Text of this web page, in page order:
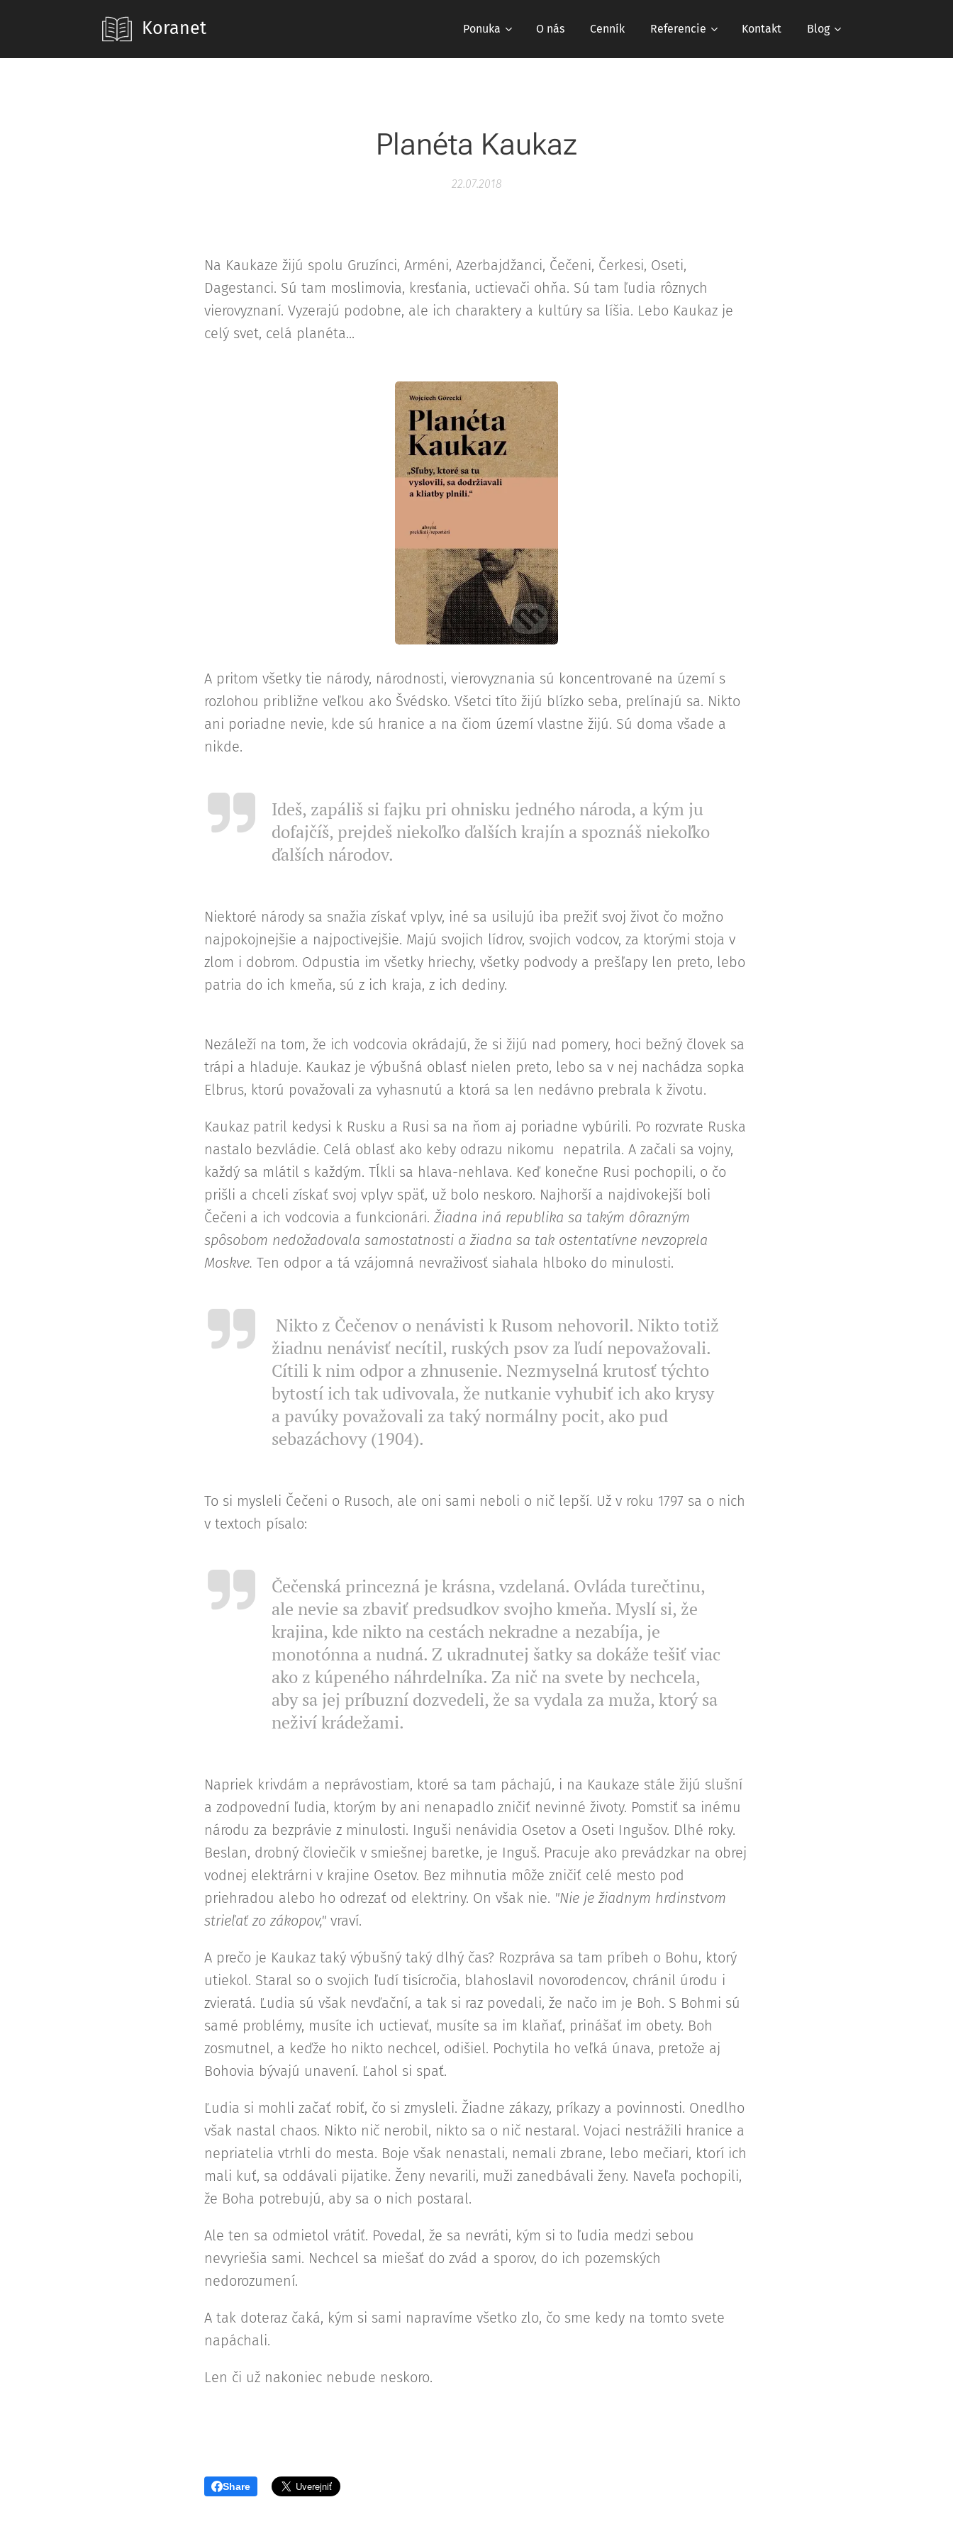
Koranet Ponuka O nás Cenník Referencie Kontakt Blog
Planéta Kaukaz
22.07.2018
Na Kaukaze žijú spolu Gruzínci, Arméni, Azerbajdžanci, Čečeni, Čerkesi, Oseti,
Dagestanci. Sú tam moslimovia, kresťania, uctievači ohňa. Sú tam ľudia rôznych
vierovyznaní. Vyzerajú podobne, ale ich charaktery a kultúry sa líšia. Lebo Kaukaz je
celý svet, celá planéta...
A pritom všetky tie národy, národnosti, vierovyznania sú koncentrované na území s
rozlohou približne veľkou ako Švédsko. Všetci títo žijú blízko seba, prelínajú sa. Nikto
ani poriadne nevie, kde sú hranice a na čiom území vlastne žijú. Sú doma všade a
nikde.
Ideš, zapáliš si fajku pri ohnisku jedného národa, a kým ju
dofajčíš, prejdeš niekoľko ďalších krajín a spoznáš niekoľko
ďalších národov.
Niektoré národy sa snažia získať vplyv, iné sa usilujú iba prežiť svoj život čo možno
najpokojnejšie a najpoctivejšie. Majú svojich lídrov, svojich vodcov, za ktorými stoja v
zlom i dobrom. Odpustia im všetky hriechy, všetky podvody a prešľapy len preto, lebo
patria do ich kmeňa, sú z ich kraja, z ich dediny.
Nezáleží na tom, že ich vodcovia okrádajú, že si žijú nad pomery, hoci bežný človek sa
trápi a hladuje. Kaukaz je výbušná oblasť nielen preto, lebo sa v nej nachádza sopka
Elbrus, ktorú považovali za vyhasnutú a ktorá sa len nedávno prebrala k životu.
Kaukaz patril kedysi k Rusku a Rusi sa na ňom aj poriadne vybúrili. Po rozvrate Ruska
nastalo bezvládie. Celá oblasť ako keby odrazu nikomu nepatrila. A začali sa vojny,
každý sa mlátil s každým. Tĺkli sa hlava-nehlava. Keď konečne Rusi pochopili, o čo
prišli a chceli získať svoj vplyv späť, už bolo neskoro. Najhorší a najdivokejší boli
Čečeni a ich vodcovia a funkcionári. Žiadna iná republika sa takým dôrazným
spôsobom nedožadovala samostatnosti a žiadna sa tak ostentatívne nevzoprela
Moskve. Ten odpor a tá vzájomná nevraživosť siahala hlboko do minulosti.
Nikto z Čečenov o nenávisti k Rusom nehovoril. Nikto totiž
žiadnu nenávisť necítil, ruských psov za ľudí nepovažovali.
Cítili k nim odpor a zhnusenie. Nezmyselná krutosť týchto
bytostí ich tak udivovala, že nutkanie vyhubiť ich ako krysy
a pavúky považovali za taký normálny pocit, ako pud
sebazáchovy (1904).
To si mysleli Čečeni o Rusoch, ale oni sami neboli o nič lepší. Už v roku 1797 sa o nich
v textoch písalo:
Čečenská princezná je krásna, vzdelaná. Ovláda turečtinu,
ale nevie sa zbaviť predsudkov svojho kmeňa. Myslí si, že
krajina, kde nikto na cestách nekradne a nezabíja, je
monotónna a nudná. Z ukradnutej šatky sa dokáže tešiť viac
ako z kúpeného náhrdelníka. Za nič na svete by nechcela,
aby sa jej príbuzní dozvedeli, že sa vydala za muža, ktorý sa
neživí krádežami.
Napriek krivdám a neprávostiam, ktoré sa tam páchajú, i na Kaukaze stále žijú slušní
a zodpovední ľudia, ktorým by ani nenapadlo zničiť nevinné životy. Pomstiť sa inému
národu za bezprávie z minulosti. Inguši nenávidia Osetov a Oseti Ingušov. Dlhé roky.
Beslan, drobný človiečik v smiešnej baretke, je Inguš. Pracuje ako prevádzkar na obrej
vodnej elektrárni v krajine Osetov. Bez mihnutia môže zničiť celé mesto pod
priehradou alebo ho odrezať od elektriny. On však nie. "Nie je žiadnym hrdinstvom
strieľať zo zákopov,"vraví.
A prečo je Kaukaz taký výbušný taký dlhý čas? Rozpráva sa tam príbeh o Bohu, ktorý
utiekol. Staral so o svojich ľudí tisícročia, blahoslavil novorodencov, chránil úrodu i
zvieratá. Ľudia sú však nevďační, a tak si raz povedali, že načo im je Boh. S Bohmi sú
samé problémy, musíte ich uctievať, musíte sa im klaňať, prinášať im obety. Boh
zosmutnel, a keďže ho nikto nechcel, odišiel. Pochytila ho veľká únava, pretože aj
Bohovia bývajú unavení. Ľahol si spať.
Ľudia si mohli začať robiť, čo si zmysleli. Žiadne zákazy, príkazy a povinnosti. Onedlho
však nastal chaos. Nikto nič nerobil, nikto sa o nič nestaral. Vojaci nestrážili hranice a
nepriatelia vtrhli do mesta. Boje však nenastali, nemali zbrane, lebo mečiari, ktorí ich
mali kuť, sa oddávali pijatike. Ženy nevarili, muži zanedbávali ženy. Naveľa pochopili,
že Boha potrebujú, aby sa o nich postaral.
Ale ten sa odmietol vrátiť. Povedal, že sa nevráti, kým si to ľudia medzi sebou
nevyriešia sami. Nechcel sa miešať do zvád a sporov, do ich pozemských
nedorozumení.
A tak doteraz čaká, kým si sami napravíme všetko zlo, čo sme kedy na tomto svete
napáchali.
Len či už nakoniec nebude neskoro.
Share